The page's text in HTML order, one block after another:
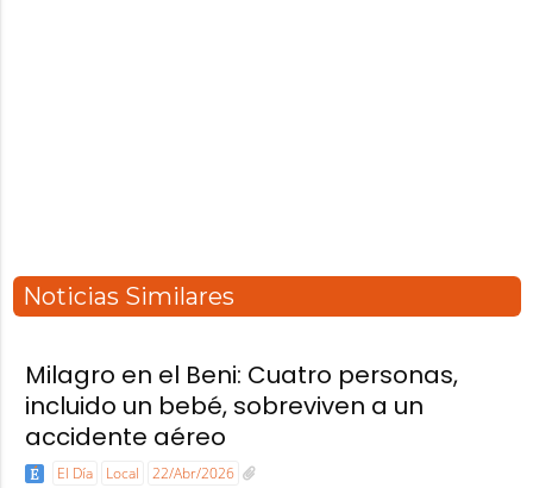
Noticias Similares
Milagro en el Beni: Cuatro personas,
incluido un bebé, sobreviven a un
accidente aéreo
El Día Local 22/Abr/2026